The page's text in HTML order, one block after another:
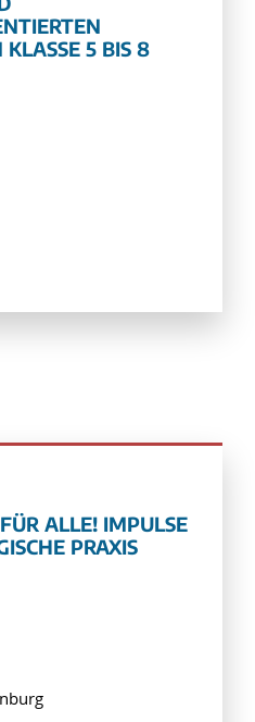
5 BIS 8
ALLE! IMPULSE
PRAXIS